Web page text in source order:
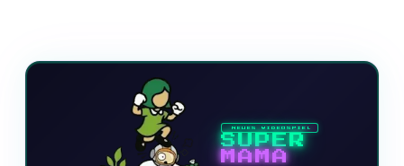
NEUES VIDEOSPIEL
SUPER
MAMA